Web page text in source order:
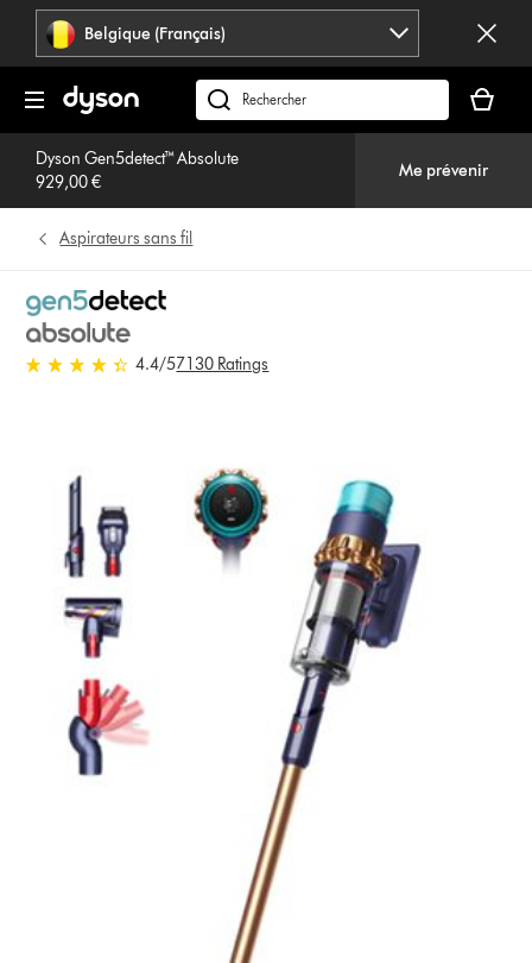
Sauter
pages
Belgique (Français)
Rechercher
des
produits
panier
est
Dyson Gen5detect™ Absolute
929,00 €
Me prévenir
Aspirateurs sans fil
4.4 étoiles sur 5 de 7130 Ratings
4.4/57130 Ratings